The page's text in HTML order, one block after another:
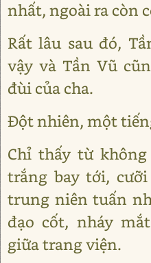
nhất, ngoài ra còn
Rất lâu sau đó,
vậy và Tần Vũ
đùi của cha.
Đột nhiên, một
Chỉ thấy từ
trắng bay tới,
trung niên tuấn
đạo cốt, nháy
giữa trang viện.